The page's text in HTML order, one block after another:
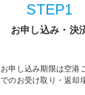
STEP1
お申し込み・決
お申し込み期限は空港
でのお受け取り・返却